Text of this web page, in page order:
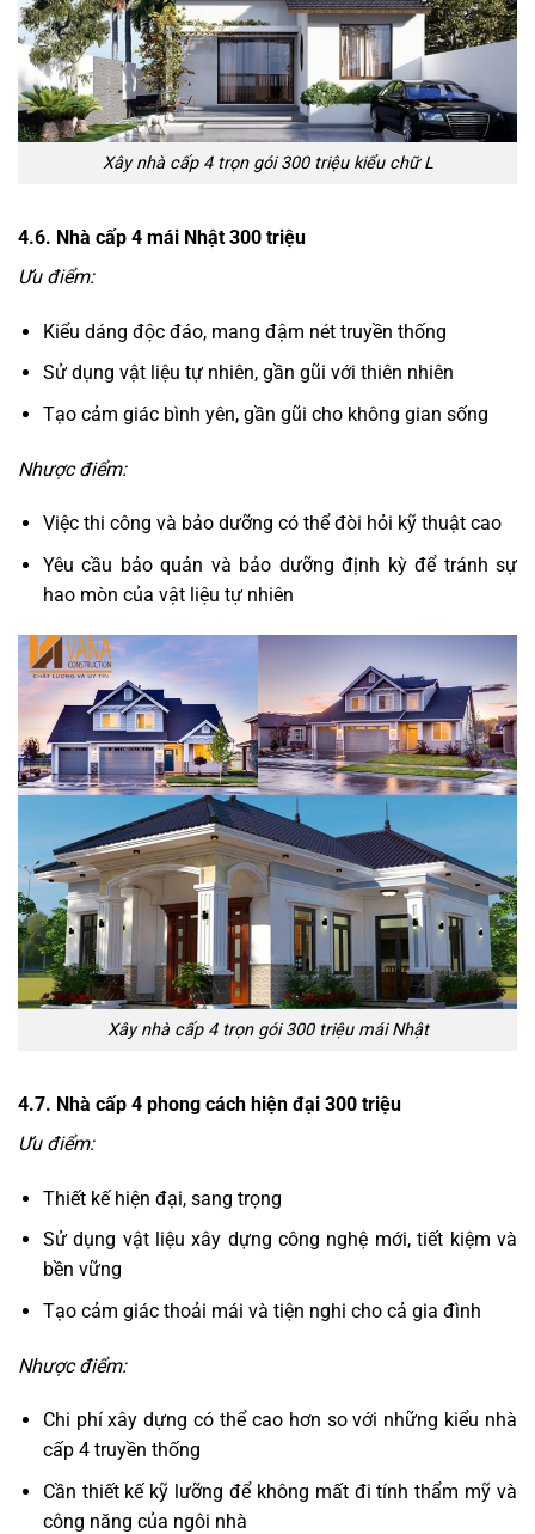
Xây nhà cấp 4 trọn gói 300 triệu kiểu chữ L
4.6. Nhà cấp 4 mái Nhật 300 triệu
Ưu điểm:
Kiểu dáng độc đáo, mang đậm nét truyền thống
Sử dụng vật liệu tự nhiên, gần gũi với thiên nhiên
Tạo cảm giác bình yên, gần gũi cho không gian sống
Nhược điểm:
Việc thi công và bảo dưỡng có thể đòi hỏi kỹ thuật cao
Yêu cầu bảo quản và bảo dưỡng định kỳ để tránh sự
hao mòn của vật liệu tự nhiên
Xây nhà cấp 4 trọn gói 300 triệu mái Nhật
4.7. Nhà cấp 4 phong cách hiện đại 300 triệu
Ưu điểm:
Thiết kế hiện đại, sang trọng
Sử dụng vật liệu xây dựng công nghệ mới, tiết kiệm và
bền vững
Tạo cảm giác thoải mái và tiện nghi cho cả gia đình
Nhược điểm:
Chi phí xây dựng có thể cao hơn so với những kiểu nhà
cấp 4 truyền thống
Cần thiết kế kỹ lưỡng để không mất đi tính thẩm mỹ và
công năng của ngôi nhà